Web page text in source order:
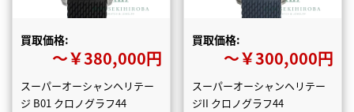
買取価格:
〜￥380,000円
スーパーオーシャンヘリテー
ジ B01 クロノグラフ44
買取価格:
〜￥300,000円
スーパーオーシャンヘリテー
ジII クロノグラフ44